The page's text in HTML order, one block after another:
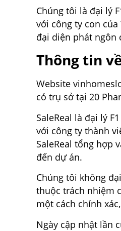
Chúng tôi là đại lý
với công ty con
đại diện phát ngôn
Thông tin
Website
có trụ sở tại 20
SaleReal là đại lý
với công ty thành
SaleReal tổng hợp
đến dự án.
Chúng tôi không
thuộc trách nhiệm
một cách chính
Ngày cập nhật lần